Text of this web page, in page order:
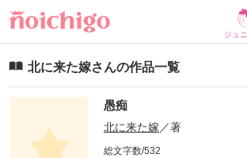
ジュ
北に来た嫁さんの作品一覧
愚痴
北に来た嫁 ／著
総文字数/532